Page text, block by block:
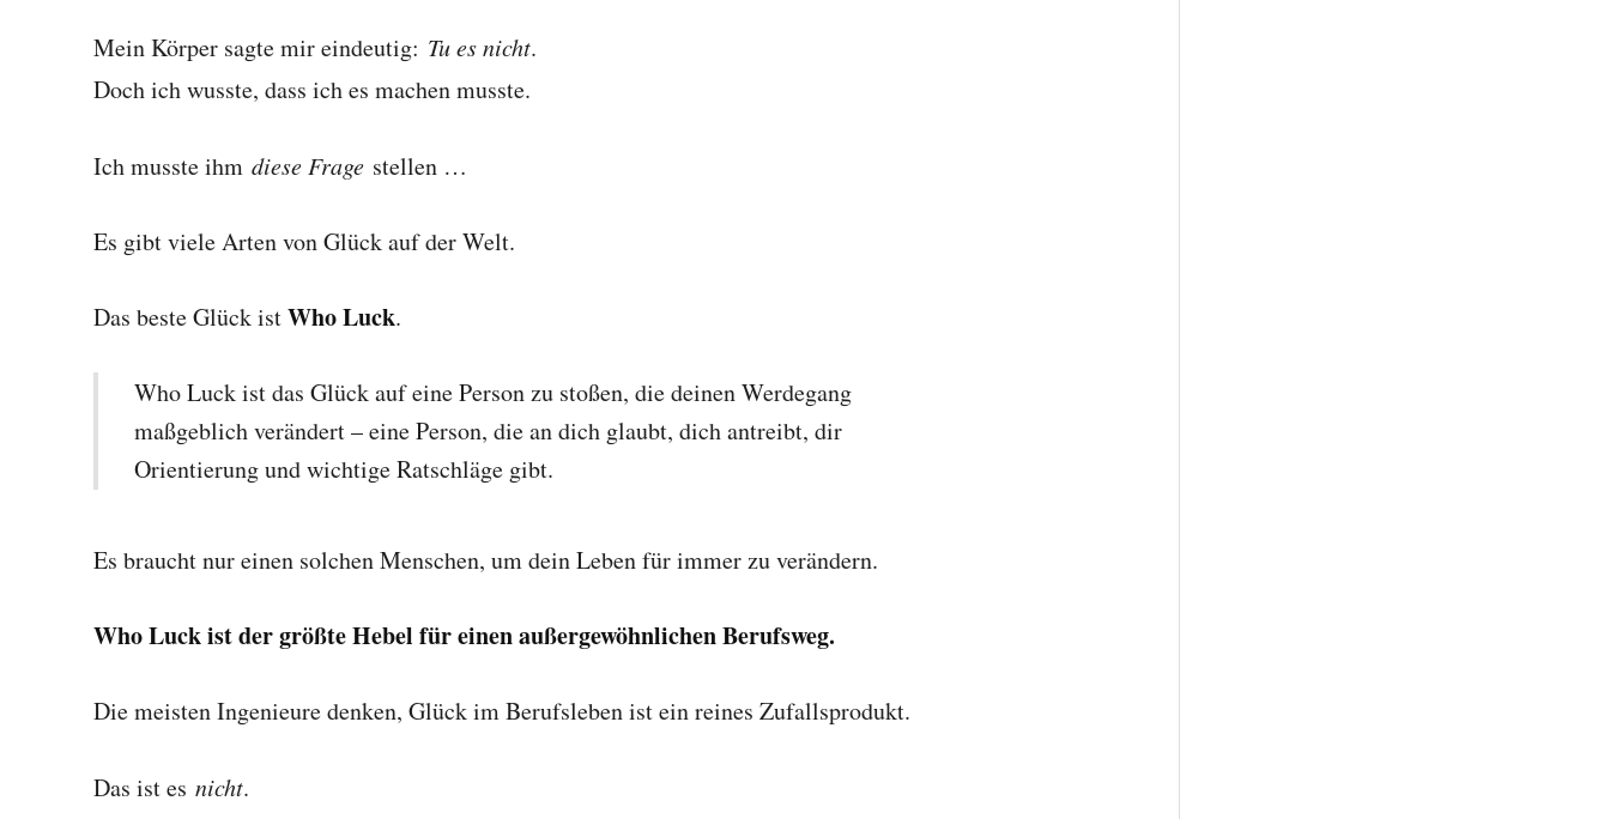
Mein Körper sagte mir eindeutig: Tu es nicht.
Doch ich wusste, dass ich es machen musste.
Ich musste ihm diese Frage stellen …
Es gibt viele Arten von Glück auf der Welt.
Das beste Glück istWho Luck.
Who Luck ist das Glück auf eine Person zu stoßen, die deinen Werdegang
maßgeblich verändert – eine Person, die an dich glaubt, dich antreibt, dir
Orientierung und wichtige Ratschläge gibt.
Es braucht nur einen solchen Menschen, um dein Leben für immer zu verändern.
Who Luck ist der größte Hebel für einen außergewöhnlichen Berufsweg.
Die meisten Ingenieure denken, Glück im Berufsleben ist ein reines Zufallsprodukt.
Das ist es nicht.